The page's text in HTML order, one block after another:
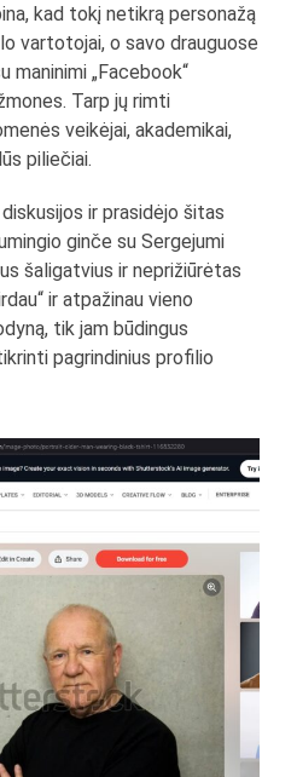
kad tokį netikrą personažą
vartotojai, o savo drauguose
maninimi „Facebook“
Tarp jų rimti
veikėjai, akademikai,
piliečiai.
ir prasidėjo šitas
ginče su Sergejumi
šaligatvius ir neprižiūrėtas
ir atpažinau vieno
tik jam būdingus
pagrindinius profilio